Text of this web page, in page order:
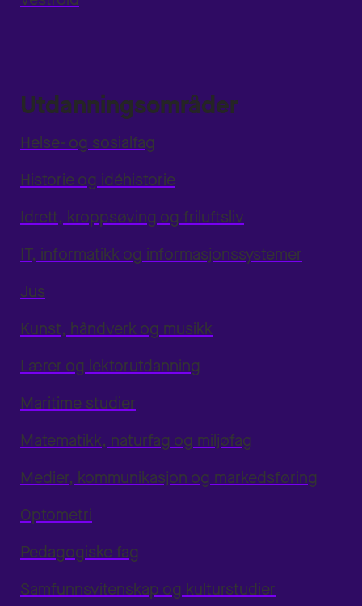
Utdanningsområder
Helse- og sosialfag
Historie og idéhistorie
Idrett, kroppsøving og friluftsliv
IT, informatikk og informasjonssystemer
Jus
Kunst, håndverk og musikk
Lærer og lektorutdanning
Maritime studier
Matematikk, naturfag og miljøfag
Medier, kommunikasjon og markedsføring
Optometri
Pedagogiske fag
Samfunnsvitenskap og kulturstudier